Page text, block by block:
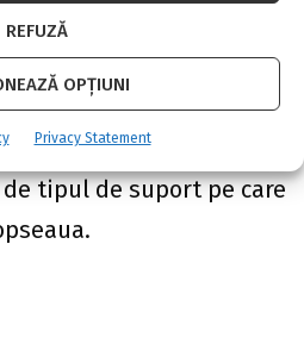
REFUZĂ
OPȚIUNI
Privacy Statement
se face în condiţii
tipul de suport pe care